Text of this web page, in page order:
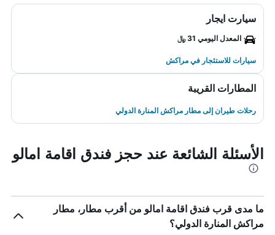
سيارت ايجار
المعدل اليومي 31 ﷼
سيارات للاستئجار في مراكش
المطارات القريبة
رحلات طيران إلى مطار مراكش المنارة الدولي
الأسئلة الشائعة عند حجز فندق اقامة امالو
ما مدى قرب فندق اقامة امالو من أقرب مطار، مطار
مراكش المنارة الدولي؟